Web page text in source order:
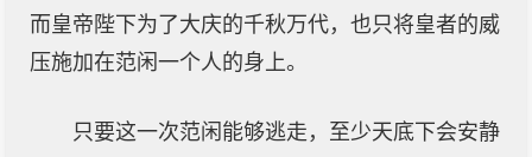
而皇帝陛下为了大庆的千秋万代，也只将皇者的威
压施加在范闲一个人的身上。
只要这一次范闲能够逃走，至少天底下会安静